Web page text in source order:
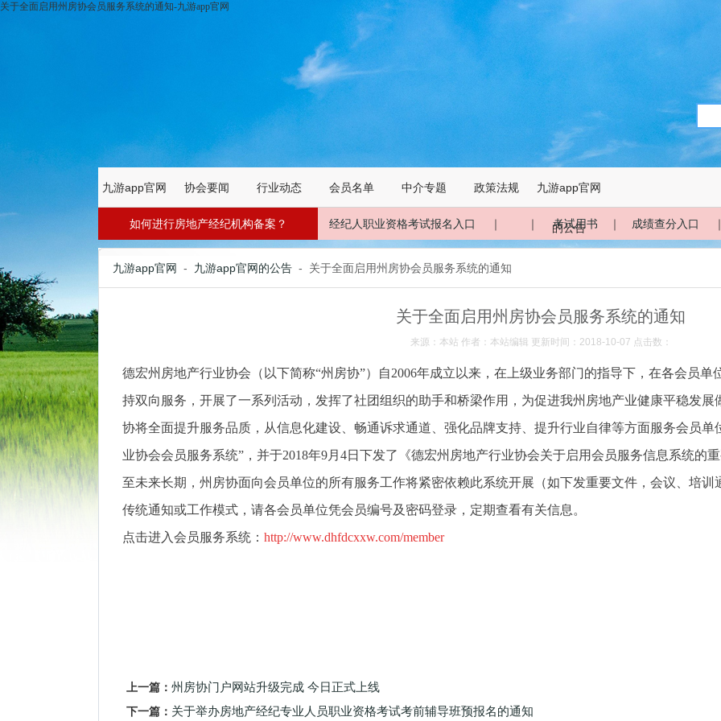
关于全面启用州房协会员服务系统的通知-九游app官网
九游app官网 协会要闻 行业动态 会员名单 中介专题 政策法规 九游app官网
的公告
如何进行房地产经纪机构备案？ 经纪人职业资格考试报名入口 ｜ ｜ 考试用书 ｜ 成绩查分入口
九游app官网 - 九游app官网的公告 - 关于全面启用州房协会员服务系统的通知
关于全面启用州房协会员服务系统的通知
来源：本站 作者：本站编辑 更新时间：2018-10-07 点击数：
德宏州房地产行业协会（以下简称“州房协”）自2006年成立以来，在上级业务部门的指导下，在各会员
持双向服务，开展了一系列活动，发挥了社团组织的助手和桥梁作用，为促进我州房地产业健康平稳发展
协将全面提升服务品质，从信息化建设、畅通诉求通道、强化品牌支持、提升行业自律等方面服务会员
业协会会员服务系统”，并于2018年9月4日下发了《德宏州房地产行业协会关于启用会员服务信息系统的
至未来长期，州房协面向会员单位的所有服务工作将紧密依赖此系统开展（如下发重要文件，会议、培
传统通知或工作模式，请各会员单位凭会员编号及密码登录，定期查看有关信息。
点击进入会员服务系统： http://www.dhfdcxxw.com/member
上一篇： 州房协门户网站升级完成 今日正式上线
下一篇： 关于举办房地产经纪专业人员职业资格考试考前辅导班预报名的通知